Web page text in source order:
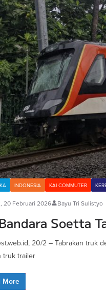
INDONESIA KAI COMMUTER
20 Februari 2026 Bayu Tri Sulistyo
Soetta
20/2 – Tabrakan truk
truk trailer
More